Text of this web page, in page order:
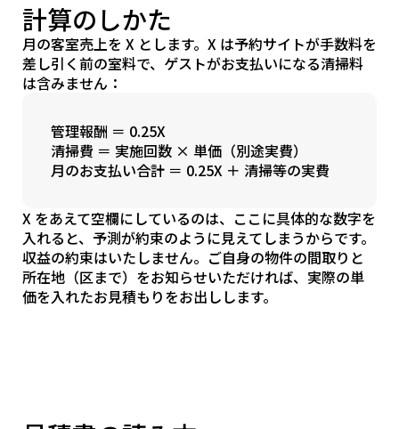
計算のしかた
月の客室売上を X とします。X は予約サイトが手数料を
差し引く前の室料で、ゲストがお支払いになる清掃料
は含みません：
管理報酬 ＝ 0.25X
清掃費 ＝ 実施回数 × 単価（別途実費）
月のお支払い合計 ＝ 0.25X ＋ 清掃等の実費
X をあえて空欄にしているのは、ここに具体的な数字を
入れると、予測が約束のように見えてしまうからです。
収益の約束はいたしません。ご自身の物件の間取りと
所在地（区まで）をお知らせいただければ、実際の単
価を入れたお見積もりをお出しします。